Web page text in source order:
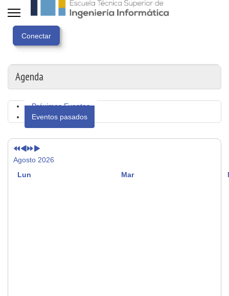
Agenda
Próximos Eventos
Eventos pasados
anterior
Agosto 2026
Lun
Mar